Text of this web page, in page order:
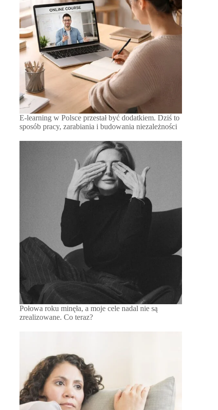
E-learning w Polsce przestał być dodatkiem. Dziś to
sposób pracy, zarabiania i budowania niezależności
Połowa roku minęła, a moje cele nadal nie są
zrealizowane. Co teraz?